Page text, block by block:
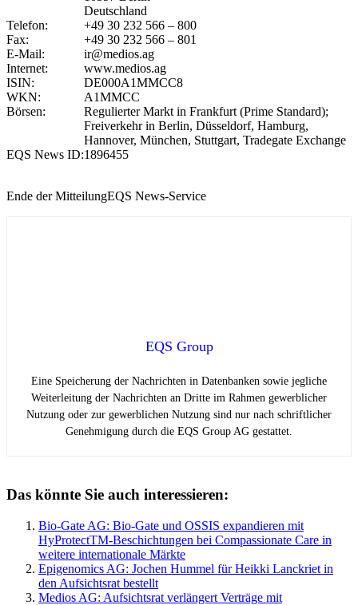
Deutschland
Telefon:
+49 30 232 566 – 800
Fax:
+49 30 232 566 – 801
E-Mail:
ir@medios.ag
Internet:
www.medios.ag
ISIN:
DE000A1MMCC8
WKN:
A1MMCC
Börsen:
Regulierter Markt in Frankfurt (Prime Standard);
Freiverkehr in Berlin, Düsseldorf, Hamburg,
Hannover, München, Stuttgart, Tradegate Exchange
EQS News ID:1896455
Ende der MitteilungEQS News-Service
EQS Group
Eine Speicherung der Nachrichten in Datenbanken sowie jegliche
Weiterleitung der Nachrichten an Dritte im Rahmen gewerblicher
Nutzung oder zur gewerblichen Nutzung sind nur nach schriftlicher
Genehmigung durch die EQS Group AG gestattet.
Das könnte Sie auch interessieren:
Bio-Gate AG: Bio-Gate und OSSIS expandieren mit
HyProtectTM-Beschichtungen bei Compassionate Care in
weitere internationale Märkte
Epigenomics AG: Jochen Hummel für Heikki Lanckriet in
den Aufsichtsrat bestellt
Medios AG: Aufsichtsrat verlängert Verträge mit